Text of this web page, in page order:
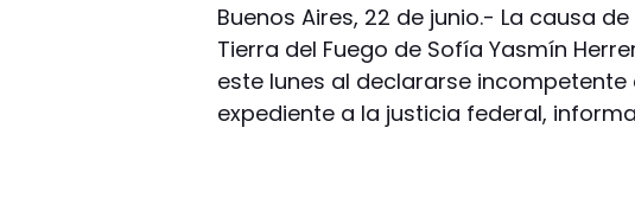
Buenos Aires, 22 de junio.- La causa
Tierra del Fuego de Sofía Yasmín
este lunes al declararse
expediente a la justicia federal,